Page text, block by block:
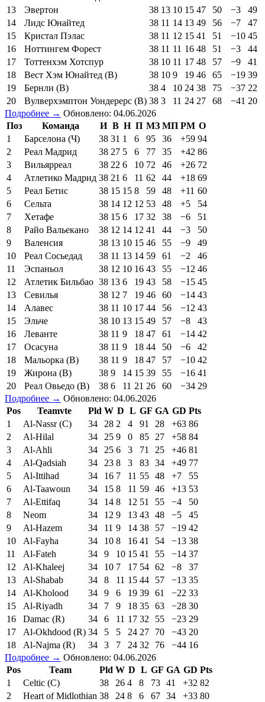
13
Эвертон 38 13 10 15 47 50 −3
49
14
Лидс Юнайтед 38 11 14 13 49 56 −7
47
15
Кристал Пэлас 38 11 12 15 41 51 −10 45
16
Ноттингем Форест 38 11 11 16 48 51 −3
44
17
Тоттенхэм Хотспур 38 10 11 17 48 57 −9
41
18
Вест Хэм Юнайтед (В) 38 10 9 19 46 65 −19 39
19
Бернли (В) 38 4 10 24 38 75 −37 22
20
Вулверхэмптон Уондерерс (В) 38 3 11 24 27 68 −41 20
Подробнее → Обновлено: 04.06.2026
Поз
Команда И В Н П МЗ МП РМ О
1
Барселона (Ч) 38 31 1 6 95 36 +59 94
2
Реал Мадрид 38 27 5 6 77 35 +42 86
3
Вильярреал 38 22 6 10 72 46 +26 72
4
Атлетико Мадрид 38 21 6 11 62 44 +18 69
5
Реал Бетис 38 15 15 8 59 48 +11 60
6
Сельта 38 14 12 12 53 48 +5
54
7
Хетафе 38 15 6 17 32 38 −6
51
8
Райо Вальекано 38 12 14 12 41 44 −3
50
9
Валенсия 38 13 10 15 46 55 −9
49
10
Реал Сосьедад 38 11 13 14 59 61 −2
46
11
Эспаньол 38 12 10 16 43 55 −12 46
12
Атлетик Бильбао 38 13 6 19 43 58 −15 45
13
Севилья 38 12 7 19 46 60 −14 43
14
Алавес 38 11 10 17 44 56 −12 43
15
Эльче 38 10 13 15 49 57 −8
43
16
Леванте 38 11 9 18 47 61 −14 42
17
Осасуна 38 11 9 18 44 50 −6
42
18
Мальорка (В) 38 11 9 18 47 57 −10 42
19
Жирона (В) 38 9 14 15 39 55 −16 41
20
Реал Овьедо (В) 38 6 11 21 26 60 −34 29
Подробнее → Обновлено: 04.06.2026
Pos
Teamvte Pld W D L GF GA GD Pts
1
Al-Nassr (C) 34 28 2 4 91 28 +63 86
2
Al-Hilal 34 25 9 0 85 27 +58 84
3
Al-Ahli 34 25 6 3 71 25 +46 81
4
Al-Qadsiah 34 23 8 3 83 34 +49 77
5
Al-Ittihad 34 16 7 11 55 48 +7
55
6
Al-Taawoun 34 15 8 11 59 46 +13 53
7
Al-Ettifaq 34 14 8 12 51 55 −4
50
8
Neom 34 12 9 13 43 48 −5
45
9
Al-Hazem 34 11 9 14 38 57 −19 42
10
Al-Fayha 34 10 8 16 41 54 −13 38
11
Al-Fateh 34 9 10 15 41 55 −14 37
12
Al-Khaleej 34 10 7 17 54 62 −8
37
13
Al-Shabab 34 8 11 15 44 57 −13 35
14
Al-Kholood 34 9 6 19 39 61 −22 33
15
Al-Riyadh 34 7 9 18 35 63 −28 30
16
Damac (R) 34 6 11 17 32 55 −23 29
17
Al-Okhdood (R) 34 5 5 24 27 70 −43 20
18
Al-Najma (R) 34 3 7 24 32 76 −44 16
Подробнее → Обновлено: 04.06.2026
Pos
Team Pld W D L GF GA GD Pts
1
Celtic (C) 38 26 4 8 73 41 +32 82
2
Heart of Midlothian 38 24 8 6 67 34 +33 80